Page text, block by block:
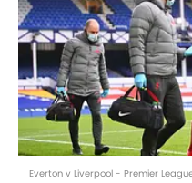
Everton v Liverpool - Premier